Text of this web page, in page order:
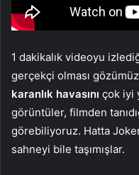
1 dakikalık videoyu
gerçekçi olması
karanlık havasını çok iyi
görüntüler, filmden
görebiliyoruz. Hatta
sahneyi bile taşımışlar.